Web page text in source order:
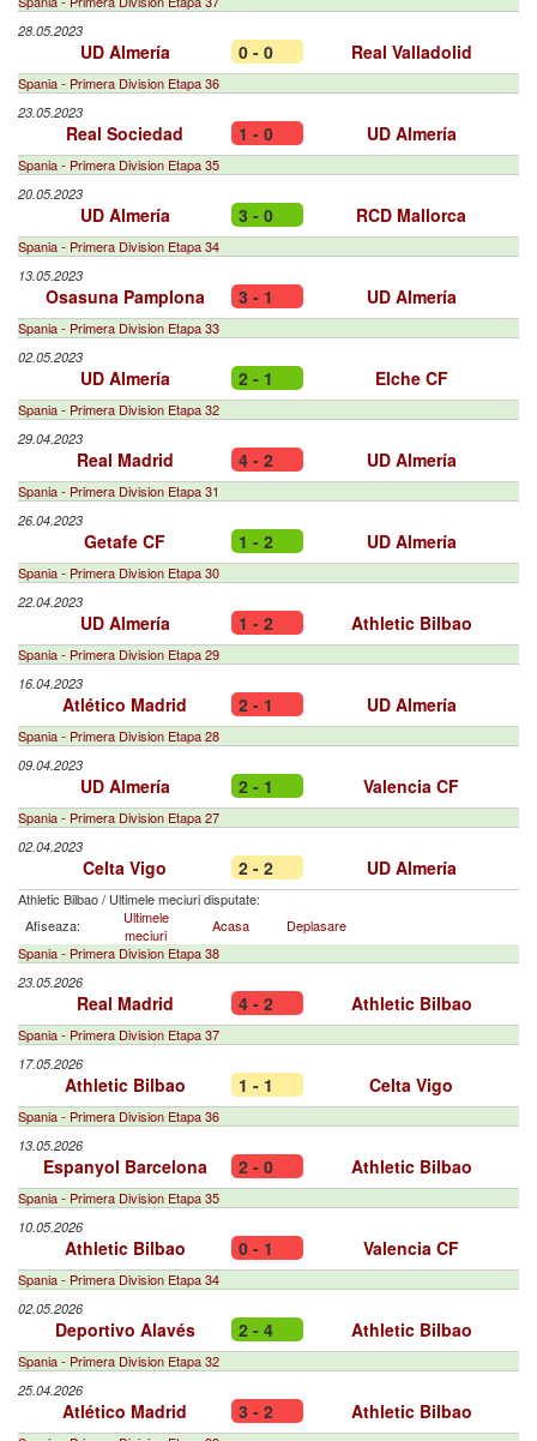
28.05.2023
UD Almería 0 - 0 Real Valladolid
Spania - Primera Division Etapa 36
23.05.2023
Real Sociedad 1 - 0 UD Almería
Spania - Primera Division Etapa 35
20.05.2023
UD Almería 3 - 0 RCD Mallorca
Spania - Primera Division Etapa 34
13.05.2023
Osasuna Pamplona 3 - 1 UD Almería
Spania - Primera Division Etapa 33
02.05.2023
UD Almería 2 - 1 Elche CF
Spania - Primera Division Etapa 32
29.04.2023
Real Madrid 4 - 2 UD Almería
Spania - Primera Division Etapa 31
26.04.2023
Getafe CF 1 - 2 UD Almería
Spania - Primera Division Etapa 30
22.04.2023
UD Almería 1 - 2 Athletic Bilbao
Spania - Primera Division Etapa 29
16.04.2023
Atlético Madrid 2 - 1 UD Almería
Spania - Primera Division Etapa 28
09.04.2023
UD Almería 2 - 1 Valencia CF
Spania - Primera Division Etapa 27
02.04.2023
Celta Vigo 2 - 2 UD Almería
Athletic Bilbao/ Ultimele meciuri disputate:
Afiseaza:
Ultimele
meciuri
Acasa
Deplasare
Spania - Primera Division Etapa 38
23.05.2026
Real Madrid 4 - 2 Athletic Bilbao
Spania - Primera Division Etapa 37
17.05.2026
Athletic Bilbao 1 - 1 Celta Vigo
Spania - Primera Division Etapa 36
13.05.2026
Espanyol Barcelona 2 - 0 Athletic Bilbao
Spania - Primera Division Etapa 35
10.05.2026
Athletic Bilbao 0 - 1 Valencia CF
Spania - Primera Division Etapa 34
02.05.2026
Deportivo Alavés 2 - 4 Athletic Bilbao
Spania - Primera Division Etapa 32
25.04.2026
Atlético Madrid 3 - 2 Athletic Bilbao